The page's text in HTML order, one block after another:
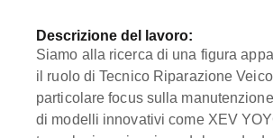
Descrizione del lavoro:
Siamo alla ricerca di una figura
il ruolo di Tecnico Riparazione
particolare focus sulla
di modelli innovativi come XEV